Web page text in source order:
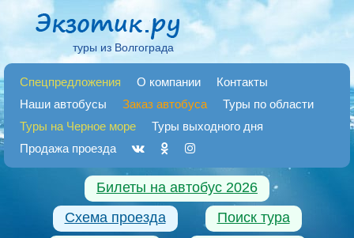
туры из Волгограда
Спецпредложения О компании
Контакты
Наши автобусы
Заказ автобуса
Туры по области
Туры на Черное море
Туры выходного дня
Продажа проезда
Билеты на автобус 2026
Схема проезда
Поиск тура